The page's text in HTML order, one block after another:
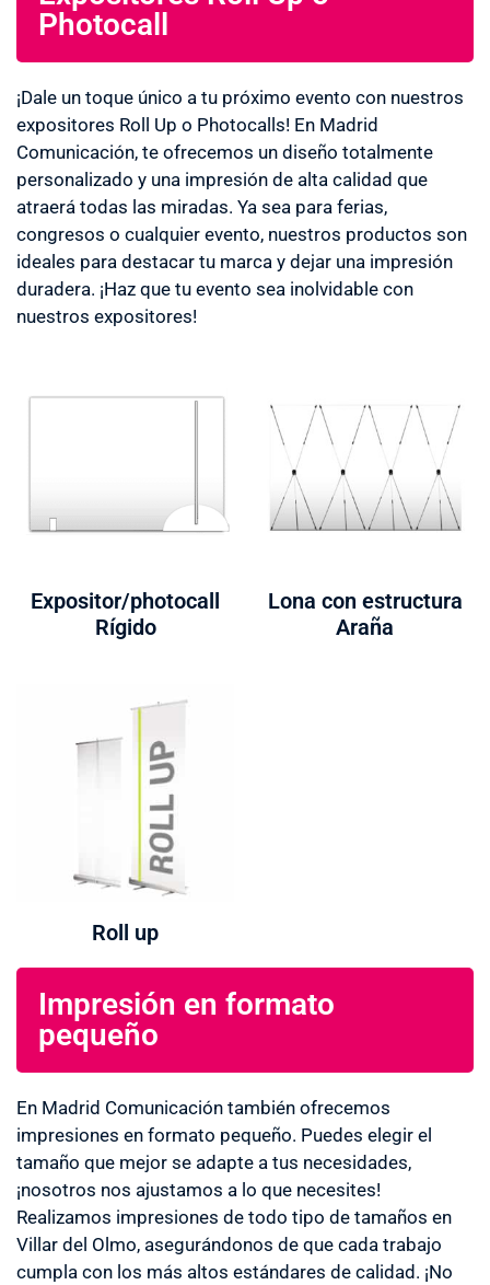
Photocall
¡Dale un toque único a tu próximo evento con nuestros
expositores Roll Up o Photocalls! En Madrid
Comunicación, te ofrecemos un diseño totalmente
personalizado y una impresión de alta calidad que
atraerá todas las miradas. Ya sea para ferias,
congresos o cualquier evento, nuestros productos son
ideales para destacar tu marca y dejar una impresión
duradera. ¡Haz que tu evento sea inolvidable con
nuestros expositores!
Expositor/photocall
Rígido
Lona con estructura
Araña
Roll up
Impresión en formato
pequeño
En Madrid Comunicación también ofrecemos
impresiones en formato pequeño. Puedes elegir el
tamaño que mejor se adapte a tus necesidades,
¡nosotros nos ajustamos a lo que necesites!
Realizamos impresiones de todo tipo de tamaños en
Villar del Olmo, asegurándonos de que cada trabajo
cumpla con los más altos estándares de calidad. ¡No